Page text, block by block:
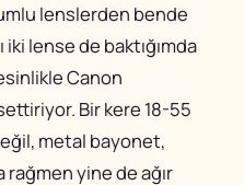
lenslerden bende
lense de baktığımda
Canon
Bir kere 18-55
metal bayonet,
rağmen yine de ağır